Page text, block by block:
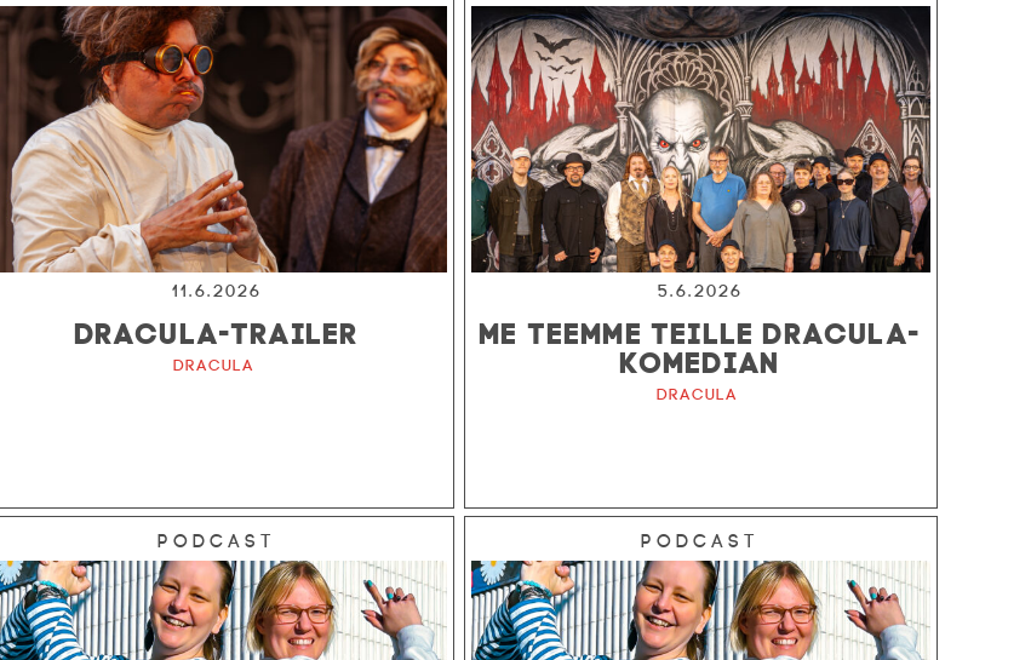
11.6.2026
DRACULA-TRAILER
Dracula
5.6.2026
ME TEEMME TEILLE DRACULA-
KOMEDIAN
Dracula
Podcast Podcast